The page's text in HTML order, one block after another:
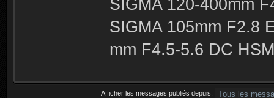
SIGMA 120-400mm
SIGMA 105mm F2.8
mm F4.5-5.6 DC
Afficher les messages publiés depuis: